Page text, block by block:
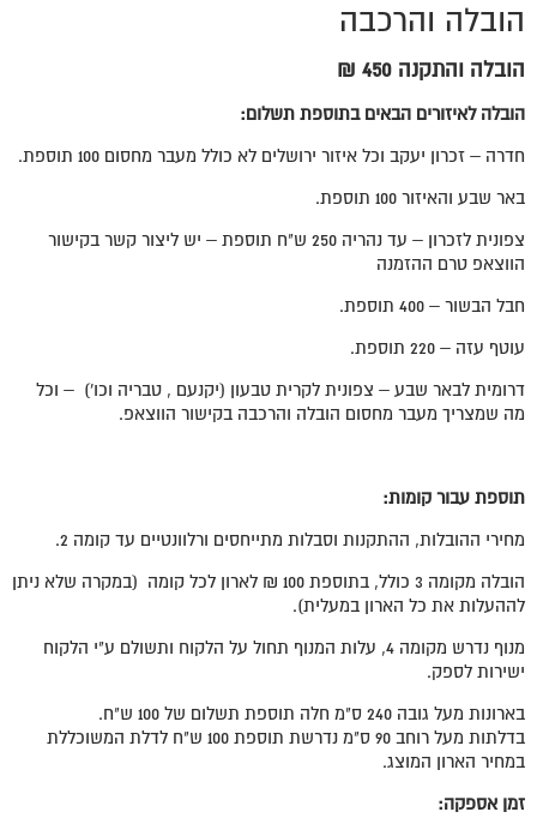
הובלה והרכבה
הובלה והתקנה 450 ₪
הובלה לאיזורים הבאים בתוספת תשלום:
חדרה – זכרון יעקב וכל איזור ירושלים לא כולל מעבר מחסום 100 תוספת.
באר שבע והאיזור 100 תוספת.
צפונית לזכרון – עד נהריה 250 ש"ח תוספת – יש ליצור קשר בקישור
הווצאפ טרם ההזמנה
חבל הבשור – 400 תוספת.
עוטף עזה – 220 תוספת.
דרומית לבאר שבע – צפונית לקרית טבעון (יקנעם , טבריה וכו') – וכל
מה שמצריך מעבר מחסום הובלה והרכבה בקישור הווצאפ.
תוספת עבור קומות:
מחירי ההובלות, ההתקנות וסבלות מתייחסים ורלוונטיים עד קומה 2.
הובלה מקומה 3 כולל, בתוספת 100 ₪ לארון לכל קומה (במקרה שלא ניתן
לההעלות את כל הארון במעלית).
מנוף נדרש מקומה 4, עלות המנוף תחול על הלקוח ותשולם ע"י הלקוח
ישירות לספק.
בארונות מעל גובה 240 ס"מ חלה תוספת תשלום של 100 ש"ח.
בדלתות מעל רוחב 90 ס"מ נדרשת תוספת 100 ש"ח לדלת המשוכללת
במחיר הארון המוצג.
זמן אספקה: